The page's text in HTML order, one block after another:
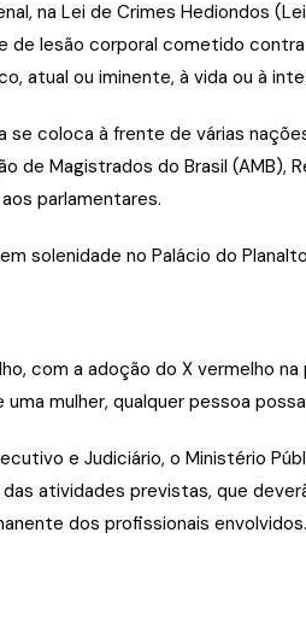
na Lei de Crimes Hediondos
lesão corporal cometido
atual ou iminente, à vida ou à
se coloca à frente de várias
de Magistrados do Brasil
parlamentares.
solenidade no Palácio do
com a adoção do X vermelho
mulher, qualquer pessoa
e Judiciário, o Ministério
atividades previstas, que
dos profissionais envolvidos.